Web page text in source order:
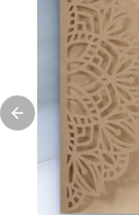
Previous slide